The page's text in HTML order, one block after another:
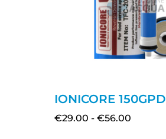
IONICORE 150GPD
€29.00 - €56.00